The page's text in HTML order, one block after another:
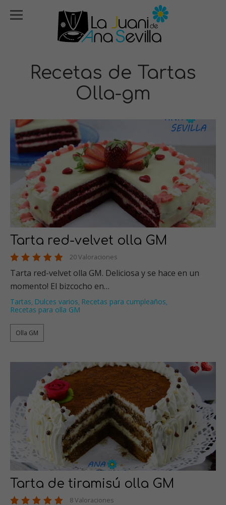
Recetas de Tartas
Olla-gm
Tarta red-velvet olla GM
20 Valoraciones
Tarta red-velvet olla GM. Deliciosa y se hace en un
momento! El bizcocho en…
Tartas, Dulces varios, Recetas para cumpleaños,
Recetas para olla GM
Olla GM
Tarta de tiramisú olla GM
8 Valoraciones